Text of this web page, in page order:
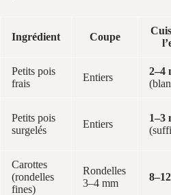
Ingrédient Coupe
Petits pois
frais
Entiers
2–4
Petits pois
surgelés
Entiers
1–3
Carottes
(rondelles
fines)
Rondelles
3–4 mm